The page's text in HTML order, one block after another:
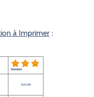
à Imprimer :
Premium
300 DPI